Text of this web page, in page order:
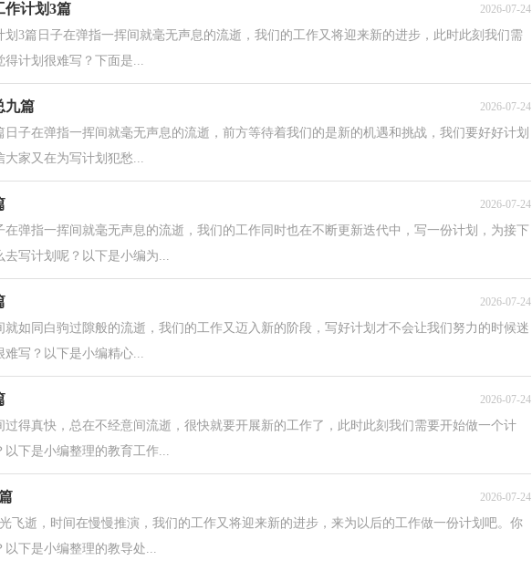
作计划3篇 2026-07-24
划3篇日子在弹指一挥间就毫无声息的流逝，我们的工作又将迎来新的进步，此时此刻我们需
计划很难写？下面是...
九篇 2026-07-24
子在弹指一挥间就毫无声息的流逝，前方等待着我们的是新的机遇和挑战，我们要好好计划
家又在为写计划犯愁...
2026-07-24
弹指一挥间就毫无声息的流逝，我们的工作同时也在不断更新迭代中，写一份计划，为接下
写计划呢？以下是小编为...
2026-07-24
如同白驹过隙般的流逝，我们的工作又迈入新的阶段，写好计划才不会让我们努力的时候迷
难写？以下是小编精心...
2026-07-24
过得真快，总在不经意间流逝，很快就要开展新的工作了，此时此刻我们需要开始做一个计
下是小编整理的教育工作...
2026-07-24
飞逝，时间在慢慢推演，我们的工作又将迎来新的进步，来为以后的工作做一份计划吧。你
下是小编整理的教导处...